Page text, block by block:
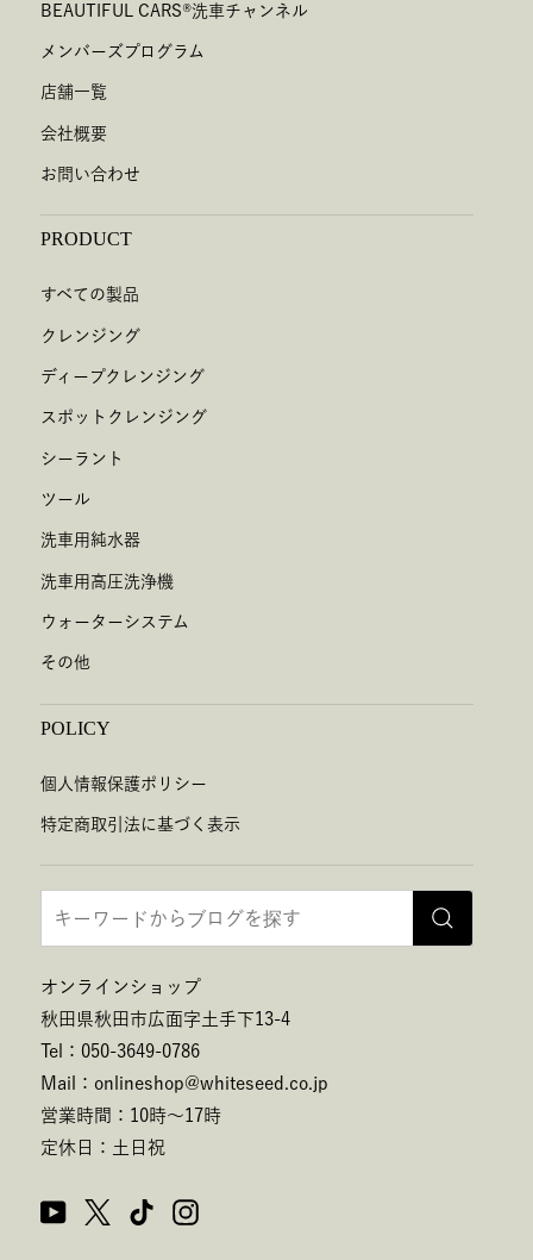
BEAUTIFUL CARS®洗車チャンネル
メンバーズプログラム
店舗一覧
会社概要
お問い合わせ
PRODUCT
すべての製品
クレンジング
ディープクレンジング
スポットクレンジング
シーラント
ツール
洗車用純水器
洗車用高圧洗浄機
ウォーターシステム
その他
POLICY
個人情報保護ポリシー
特定商取引法に基づく表示
オンラインショップ
秋田県秋田市広面字土手下13-4
Tel：050-3649-0786
Mail：onlineshop@whiteseed.co.jp
営業時間：10時～17時
定休日：土日祝